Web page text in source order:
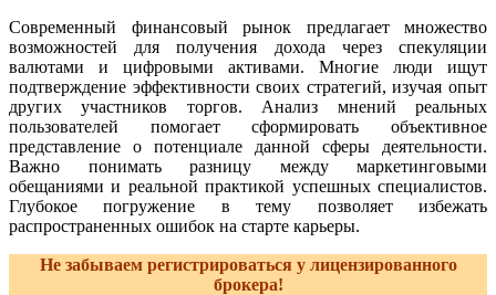
Современный финансовый рынок предлагает множество
возможностей для получения дохода через спекуляции
валютами и цифровыми активами. Многие люди ищут
подтверждение эффективности своих стратегий, изучая опыт
других участников торгов. Анализ мнений реальных
пользователей помогает сформировать объективное
представление о потенциале данной сферы деятельности.
Важно понимать разницу между маркетинговыми
обещаниями и реальной практикой успешных специалистов.
Глубокое погружение в тему позволяет избежать
распространенных ошибок на старте карьеры.
Не забываем регистрироваться у лицензированного
брокера!